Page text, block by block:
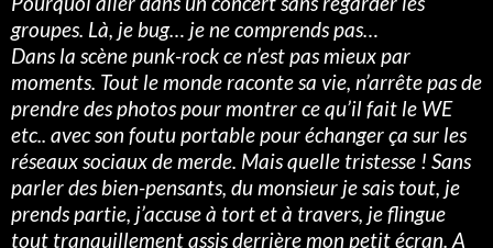
groupes. Là, je bug… je ne comprends pas…
Dans la scène punk-rock ce n’est pas mieux par
moments. Tout le monde raconte sa vie, n’arrête pas de
prendre des photos pour montrer ce qu’il fait le WE
etc.. avec son foutu portable pour échanger ça sur les
réseaux sociaux de merde. Mais quelle tristesse ! Sans
parler des bien-pensants, du monsieur je sais tout, je
prends partie, j’accuse à tort et à travers, je flingue
tout tranquillement assis derrière mon petit écran. A